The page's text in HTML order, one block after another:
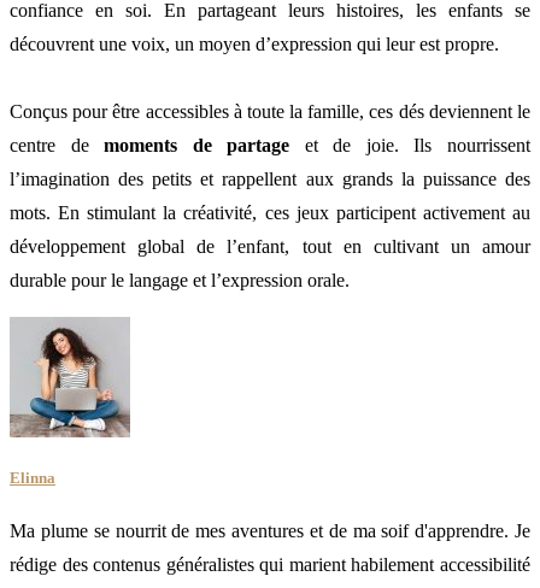
confiance en soi. En partageant leurs histoires, les enfants se
découvrent une voix, un moyen d’expression qui leur est propre.
Conçus pour être accessibles à toute la famille, ces dés deviennent le
centre demoments de partage et de joie. Ils nourrissent
l’imagination des petits et rappellent aux grands la puissance des
mots. En stimulant la créativité, ces jeux participent activement au
développement global de l’enfant, tout en cultivant un amour
durable pour le langage et l’expression orale.
Elinna
Ma plume se nourrit de mes aventures et de ma soif d'apprendre. Je
rédige des contenus généralistes qui marient habilement accessibilité